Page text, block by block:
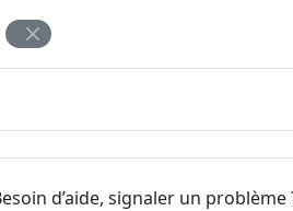
d’aide, signaler un problème